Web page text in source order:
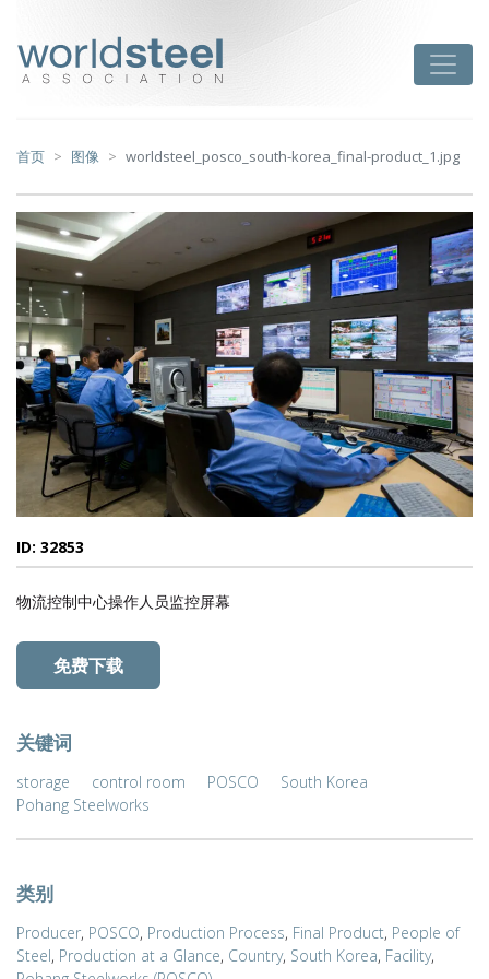
首页 图像 worldsteel_posco_south-korea_final-product_1.jpg
ID: 32853
物流控制中心操作人员监控屏幕
免费下载
关键词
storage control room POSCO
South Korea
Pohang Steelworks
类别
Producer, POSCO, Production Process, Final Product, People of
Steel, Production at a Glance, Country, South Korea, Facility,